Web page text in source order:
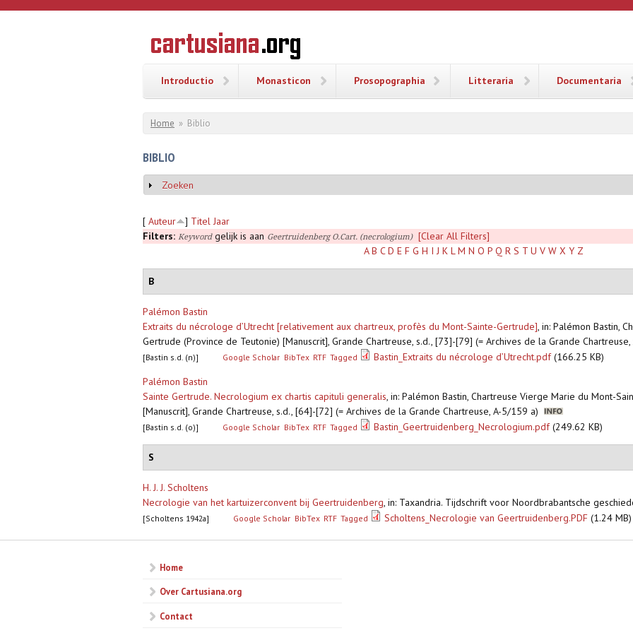
Overslaan en naar de inhoud gaan
CARTUSIANA
Geschiedenis
van de
Introductio Monasticon Prosopographia Litteraria Documentaria
U bent hier
Home » Biblio
BIBLIO
Weergeven
Zoeken
[ Auteur ] Titel Jaar
Filters: Keywordgelijk is aan Geertruidenberg O.Cart. (necrologium)
[Clear All Filters]
A B C D E F G H I J K L M N O P Q R S T U V W X Y Z
B
Palémon Bastin
Extraits du nécrologe d’Utrecht [relativement aux chartreux, profès du Mont-Sainte-Gertrude], in: Palémon Bastin,
Gertrude (Province de Teutonie) [Manuscrit], Grande Chartreuse, s.d., [73]-[79] (= Archives de la Grande
[Bastin s.d. (n)] Google Scholar BibTex RTF Tagged Bastin_Extraits du nécrologe d’Utrecht.pdf(166.25 KB)
Palémon Bastin
Sainte Gertrude. Necrologium ex chartis capituli generalis, in: Palémon Bastin, Chartreuse Vierge Marie du Mont-
[Manuscrit], Grande Chartreuse, s.d., [64]-[72] (= Archives de la Grande Chartreuse, A-5/159 a)
[Bastin s.d. (o)] Google Scholar BibTex RTF Tagged Bastin_Geertruidenberg_Necrologium.pdf(249.62 KB)
S
H. J. J. Scholtens
Necrologie van het kartuizerconvent bij Geertruidenberg, in: Taxandria. Tijdschrift voor Noordbrabantsche
[Scholtens 1942a] Google Scholar BibTex RTF Tagged Scholtens_Necrologie van Geertruidenberg.PDF (1.24 MB)
Home
Over Cartusiana.org
Contact